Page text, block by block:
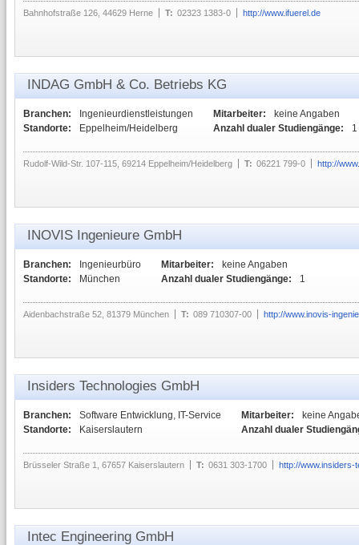
Bahnhofstraße 126, 44629 Herne T: 02323 1383-0 http://www.ifuerel.de
INDAG GmbH & Co. Betriebs KG
Branchen:
Ingenieurdienstleistungen
Standorte:
Eppelheim/Heidelberg
Mitarbeiter:
keine Angaben
Anzahl dualer Studiengänge:
1
Rudolf-Wild-Str. 107-115, 69214 Eppelheim/Heidelberg T: 06221 799-0 http://
INOVIS Ingenieure GmbH
Branchen:
Ingenieurbüro
Standorte:
München
Mitarbeiter:
keine Angaben
Anzahl dualer Studiengänge:
1
Aidenbachstraße 52, 81379 München T: 089 710307-00 http://www.inovis-
Insiders Technologies GmbH
Branchen:
Software Entwicklung, IT-Service
Standorte:
Kaiserslautern
Mitarbeiter:
keine
Anzahl dualer
Brüsseler Straße 1, 67657 Kaiserslautern T: 0631 303-1700 http://www.insiders-
Intec Engineering GmbH